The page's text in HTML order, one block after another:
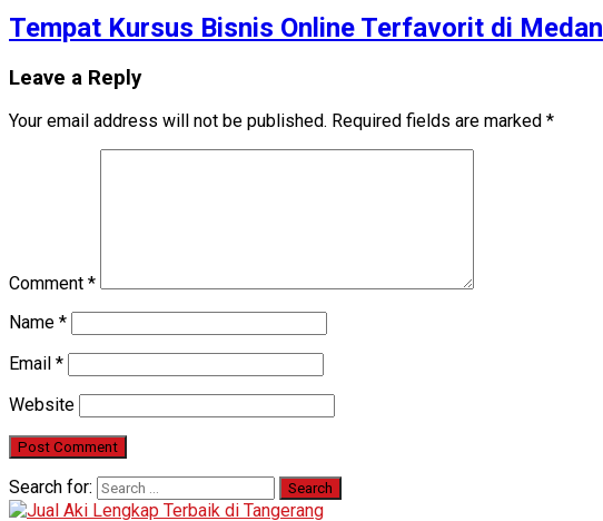
Tempat Kursus Bisnis Online Terfavorit di Medan
Leave a Reply
Your email address will not be published. Required fields are marked *
Comment *
Name *
Email *
Website
Search for: